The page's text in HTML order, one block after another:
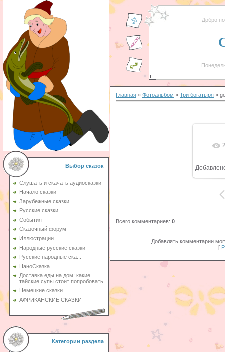
Выбор сказок
Слушать и скачать аудиосказки
Начало сказки
Зарубежные сказки
Русские сказки
События
Сказочный форум
Иллюстрации
Народные русские сказки
Русские народные ска...
НаноСказка
Доставка еды на дом: какие
тайские супы стоит попробовать
Немецкие сказки
АФРИКАНСКИЕ СКАЗКИ
Категории раздела
Добро
Главная » Фотоальбом » Три богатыря »
Всего комментариев: 0
Добавлять комментарии
[